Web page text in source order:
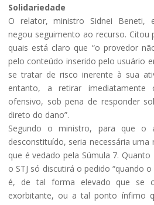
Solidariedade
O relator, ministro Sidnei Beneti,
negou seguimento ao recurso. Citou
quais está claro que “o provedor
pelo conteúdo inserido pelo usuário
se tratar de risco inerente à sua
entanto, a retirar imediatamente
ofensivo, sob pena de responder
direto do dano”.
Segundo o ministro, para que o
desconstituído, seria necessária uma
que é vedado pela Súmula 7.
o STJ só discutirá o pedido “quando
é, de tal forma elevado que se
exorbitante, ou a tal ponto ínfimo